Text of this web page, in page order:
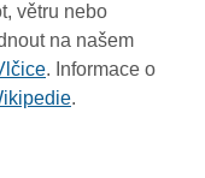
větru nebo
na našem
. Informace o
.